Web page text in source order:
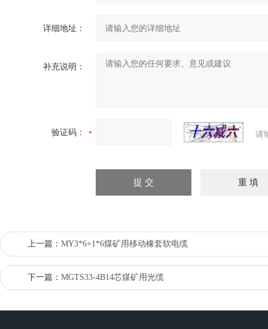
详细地址：
补充说明：
验证码： 请
上一篇： MY3*6+1*6煤矿用移动橡套软电缆
下一篇： MGTS33-4B14芯煤矿用光缆